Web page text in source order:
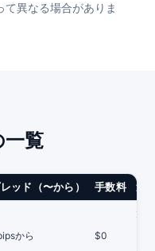
異なる場合がありま
覧
ッド（〜から） 手数料 適
から $0